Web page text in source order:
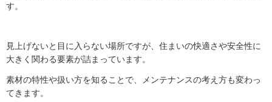
す。
見上げないと目に入らない場所ですが、住まいの快適さや安全性に
大きく関わる要素が詰まっています。
素材の特性や扱い方を知ることで、メンテナンスの考え方も変わっ
てきます。